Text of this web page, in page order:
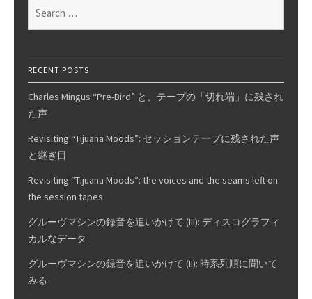
RECENT POSTS
Charles Mingus “Pre-Bird” と、テープの「切れ端」に残され
た声
Revisiting “Tijuana Moods”: セッションテープに残された声
と継ぎ目
Revisiting “Tijuana Moods”: the voices and the seams left on
the session tapes
グルーヴマシンの録音を追いかけて (III): ディスコグラフィ
カルなデータ
グルーヴマシンの録音を追いかけて (II): 時系列順に聞いて
みる